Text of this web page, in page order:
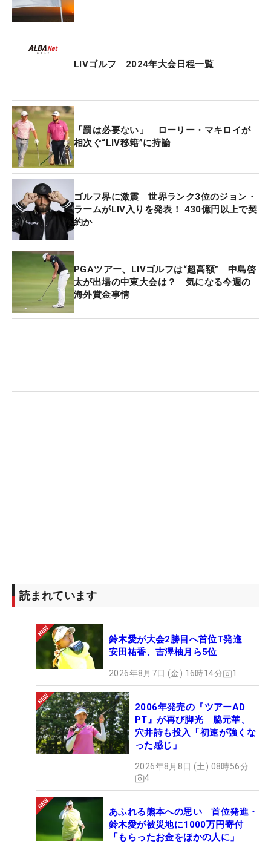
万円）を獲得した。ちなみに昨年の国内男子ツアー
の最高優勝賞金額は、「日本オープン」の4200万円
LIVゴルフ 2024年大会日程一覧
「罰は必要ない」 ローリー・マキロイが
相次ぐ“LIV移籍”に持論
ゴルフ界に激震 世界ランク3位のジョン・
ラームがLIV入りを発表！ 430億円以上で契
約か
PGAツアー、LIVゴルフは“超高額” 中島啓
太が出場の中東大会は？ 気になる今週の
海外賞金事情
読まれています
鈴木愛が大会2勝目へ首位T発進
安田祐香、吉澤柚月ら5位
2026年8月7日 (金) 16時14分 1
2006年発売の『ツアーAD
PT』が再び脚光 脇元華、
穴井詩も投入「初速が強くな
った感じ」
2026年8月8日 (土) 08時56分
4
あふれる熊本への思い 首位発進・
鈴木愛が被災地に1000万円寄付
「もらったお金をほかの人に」